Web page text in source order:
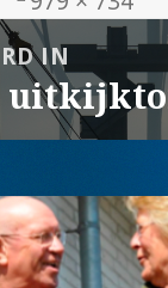
grootte
IN